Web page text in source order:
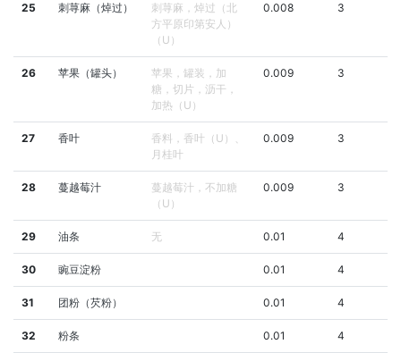
25 刺荨麻（焯过）
刺荨麻，焯过（北
方平原印第安人）
（U）
0.008 3
26 苹果（罐头）
苹果，罐装，加
糖，切片，沥干，
加热（U）
0.009 3
27 香叶
香料，香叶（U）、
月桂叶
0.009 3
28 蔓越莓汁
蔓越莓汁，不加糖
（U）
0.009 3
29 油条 无 0.01 4
30 豌豆淀粉 0.01 4
31 团粉（芡粉） 0.01 4
32 粉条 0.01 4